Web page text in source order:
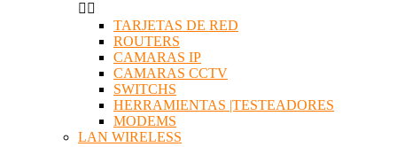
 
TARJETAS DE RED
ROUTERS
CAMARAS IP
CAMARAS CCTV
SWITCHS
HERRAMIENTAS |TESTEADORES
MODEMS
LAN WIRELESS